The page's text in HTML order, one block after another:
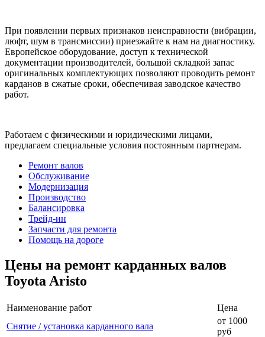
При появлении первых признаков неисправности (вибрации,
люфт, шум в трансмиссии) приезжайте к нам на диагностику.
Европейское оборудование, доступ к технической
документации производителей, большой складкой запас
оригинальных комплектующих позволяют проводить ремонт
карданов в сжатые сроки, обеспечивая заводское качество
работ.
Работаем с физическими и юридическими лицами,
предлагаем специальные условия постоянным партнерам.
Ремонт валов
Обслуживание
Модернизация
Производство
Балансировка
Трейд-ин
Запчасти для ремонта
Помощь на дороге
Цены на ремонт карданных валов
Toyota Aristo
Наименование работ
Цена
Снятие / установка карданного вала
от 1000
руб